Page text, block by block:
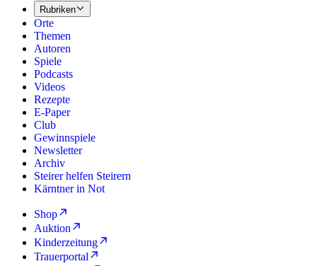
Rubriken
Orte
Themen
Autoren
Spiele
Podcasts
Videos
Rezepte
E-Paper
Club
Gewinnspiele
Newsletter
Archiv
Steirer helfen Steirern
Kärntner in Not
Shop
Auktion
Kinderzeitung
Trauerportal